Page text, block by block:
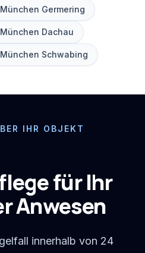
Germering
Dachau
Schwabing
IHR OBJEKT
für Ihr
Anwesen
innerhalb von 24